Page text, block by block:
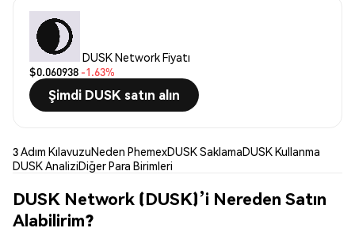
DUSK Network Fiyatı
$0.060938 -1.63%
Şimdi DUSK satın alın
3 Adım KılavuzuNeden PhemexDUSK SaklamaDUSK Kullanma
DUSK AnaliziDiğer Para Birimleri
DUSK Network (DUSK)’i Nereden Satın
Alabilirim?